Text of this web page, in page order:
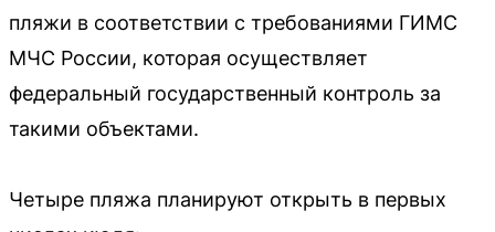
пляжи в соответствии с требованиями ГИМС
МЧС России, которая осуществляет
федеральный государственный контроль за
такими объектами.
Четыре пляжа планируют открыть в первых